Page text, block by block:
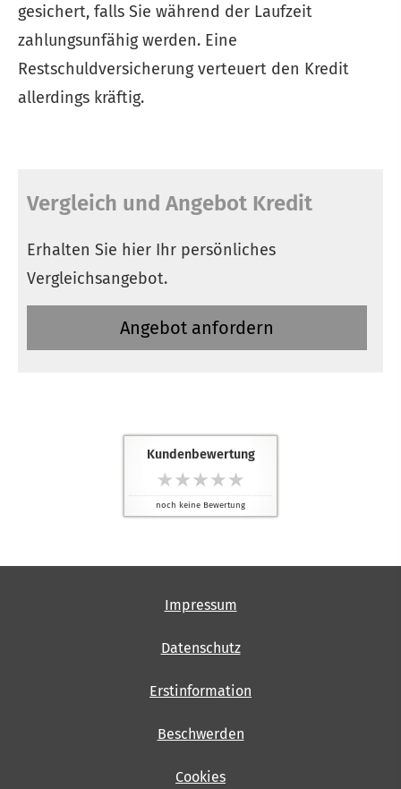
gesichert, falls Sie während der Laufzeit
zahlungsunfähig werden. Eine
Restschuldversicherung verteuert den Kredit
allerdings kräftig.
Vergleich und Angebot Kredit
Erhalten Sie hier Ihr persönliches
Vergleichsangebot.
An­ge­bot an­for­dern
Kundenbewertung
noch keine Bewertung
Impressum
Datenschutz
Erstinformation
Beschwerden
Cookies